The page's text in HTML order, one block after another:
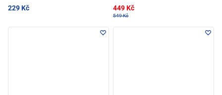
229 Kč 449 Kč
549 Kč